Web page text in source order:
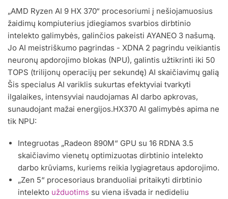
„AMD Ryzen AI 9 HX 370“ procesoriumi į nešiojamuosius
žaidimų kompiuterius įdiegiamos svarbios dirbtinio
intelekto galimybės, galinčios pakeisti AYANEO 3 našumą.
Jo AI meistriškumo pagrindas - XDNA 2 pagrindu veikiantis
neuronų apdorojimo blokas (NPU), galintis užtikrinti iki 50
TOPS (trilijonų operacijų per sekundę) AI skaičiavimų galią
Šis specialus AI variklis sukurtas efektyviai tvarkyti
ilgalaikes, intensyviai naudojamas AI darbo apkrovas,
sunaudojant mažai energijos.HX370 AI galimybės apima ne
tik NPU:
Integruotas „Radeon 890M“ GPU su 16 RDNA 3.5
skaičiavimo vienetų optimizuotas dirbtinio intelekto
darbo krūviams, kuriems reikia lygiagretaus apdorojimo.
„Zen 5“ procesoriaus branduoliai pritaikyti dirbtinio
intelekto užduotims su viena išvada ir nedideliu